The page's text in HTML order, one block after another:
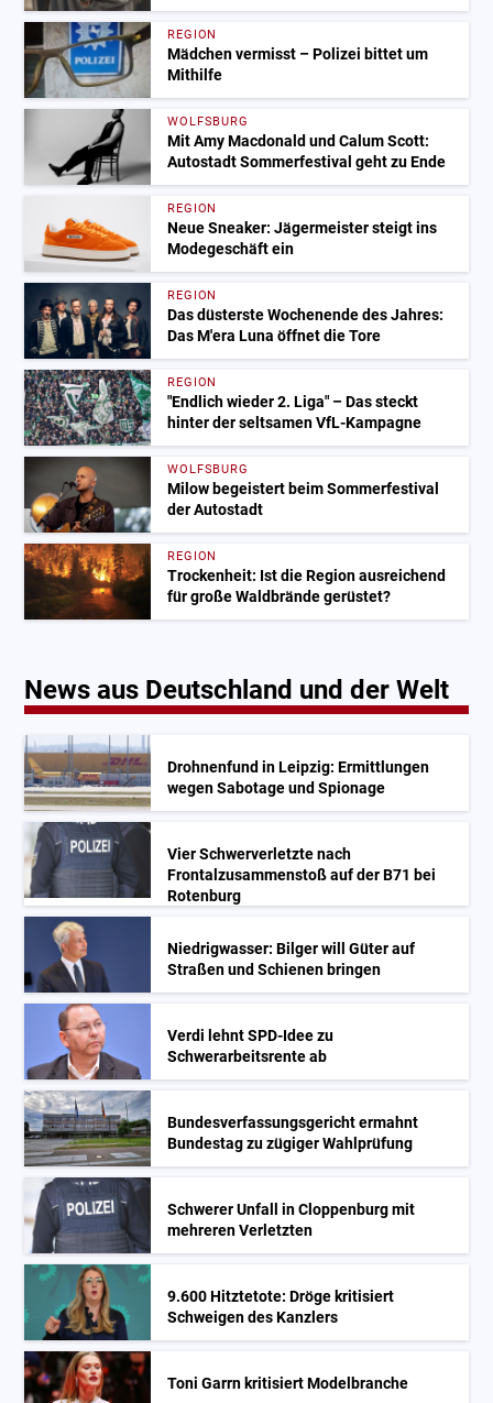
REGION
Mädchen vermisst – Polizei bittet um
Mithilfe
WOLFSBURG
Mit Amy Macdonald und Calum Scott:
Autostadt Sommerfestival geht zu Ende
REGION
Neue Sneaker: Jägermeister steigt ins
Modegeschäft ein
REGION
Das düsterste Wochenende des Jahres:
Das M'era Luna öffnet die Tore
REGION
"Endlich wieder 2. Liga" – Das steckt
hinter der seltsamen VfL-Kampagne
WOLFSBURG
Milow begeistert beim Sommerfestival
der Autostadt
REGION
Trockenheit: Ist die Region ausreichend
für große Waldbrände gerüstet?
News aus Deutschland und der Welt
Drohnenfund in Leipzig: Ermittlungen
wegen Sabotage und Spionage
Vier Schwerverletzte nach
Frontalzusammenstoß auf der B71 bei
Rotenburg
Niedrigwasser: Bilger will Güter auf
Straßen und Schienen bringen
Verdi lehnt SPD-Idee zu
Schwerarbeitsrente ab
Bundesverfassungsgericht ermahnt
Bundestag zu zügiger Wahlprüfung
Schwerer Unfall in Cloppenburg mit
mehreren Verletzten
9.600 Hitztetote: Dröge kritisiert
Schweigen des Kanzlers
Toni Garrn kritisiert Modelbranche